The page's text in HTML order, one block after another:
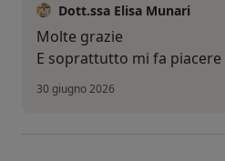
Dott.ssa Elisa Munari
Molte grazie
E soprattutto mi fa piacere
30 giugno 2026